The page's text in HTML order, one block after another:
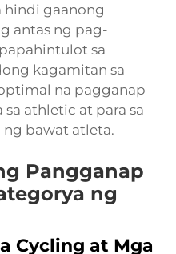
hindi gaanong
antas ng pag-
sa
kagamitan sa
na pagganap
athletic at para sa
ng bawat atleta.
Pangganap
ng
Cycling at Mga